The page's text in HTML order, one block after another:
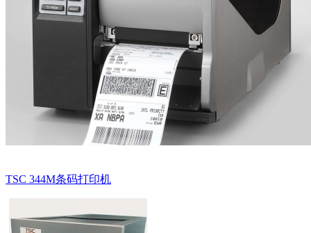
TSC 344M条码打印机